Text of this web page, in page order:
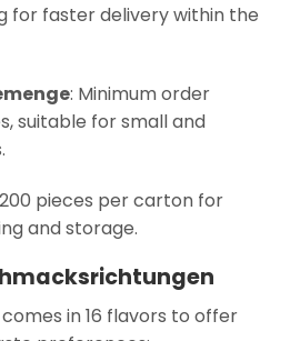
for faster delivery within the
: Minimum order
suitable for small and
pieces per carton for
and storage.
comes in 16 flavors to offer